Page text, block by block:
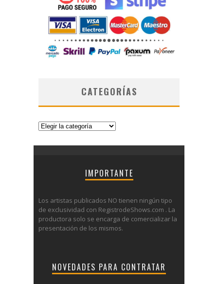
CATEGORÍAS
Categorías
IMPORTANTE
Los artistas publicados NO tienen ningún tipo
de exclusividad con RegistrodeShows.com . La
productora solo se encarga de comercializar la
presentación de los mismos.
NOVEDADES PARA CONTRATAR